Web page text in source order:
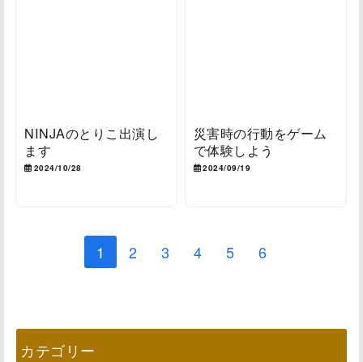
NINJAのとりこ出演し
ます
2024/10/28
災害時の行動をゲーム
で体験しよう
2024/09/19
1 2 3 4 5 6
カテゴリー